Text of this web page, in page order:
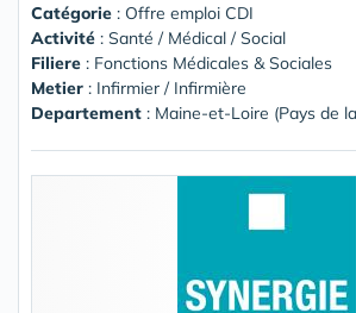
Catégorie : Offre emploi CDI
Activité : Santé / Médical / Social
Filiere : Fonctions Médicales & Sociales
Metier : Infirmier / Infirmière
Departement : Maine-et-Loire (Pays de